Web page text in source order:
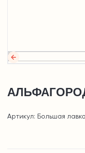
Артикул: Большая лавка